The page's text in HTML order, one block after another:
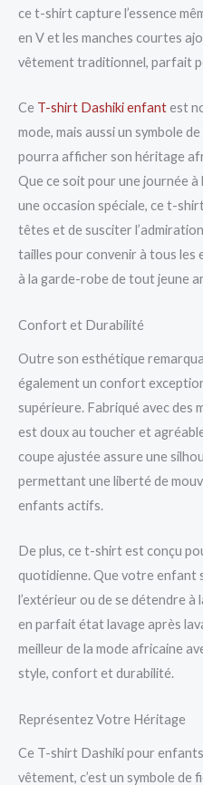
ce t-shirt capture l’essence
en V et les manches courtes
vêtement traditionnel, parfait
Ce T-shirt Dashiki enfantest
mode, mais aussi un symbole
pourra afficher son héritage
Que ce soit pour une journée à
une occasion spéciale, ce t-
têtes et de susciter
tailles pour convenir à tous les
à la garde-robe de tout jeune
Confort et Durabilité
Outre son esthétique
également un confort
supérieure. Fabriqué avec des
est doux au toucher et
coupe ajustée assure une
permettant une liberté de
enfants actifs.
De plus, ce t-shirt est conçu
quotidienne. Que votre enfant
l’extérieur ou de se détendre
en parfait état lavage après
meilleur de la mode africaine
style, confort et durabilité.
Représentez Votre Héritage
Ce T-shirt Dashiki pour enfants
vêtement, c’est un symbole de